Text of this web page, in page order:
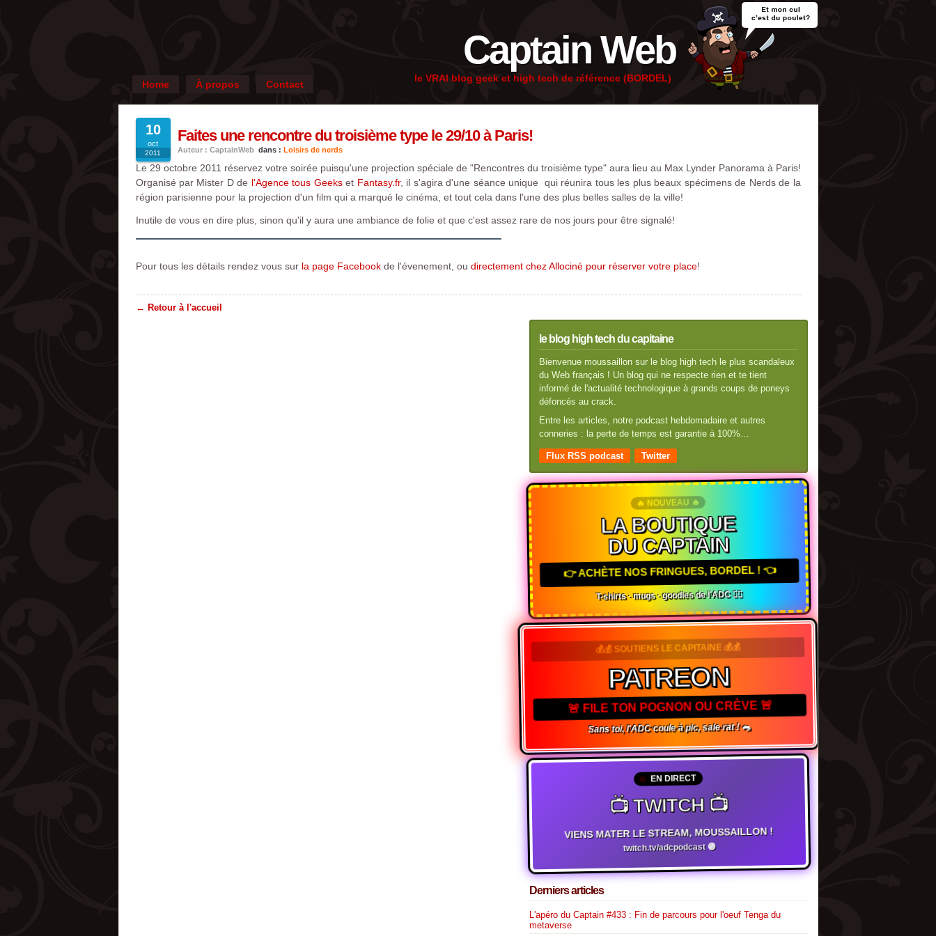
Captain Web
le VRAI blog geek et high tech de référence (BORDEL)
Home À propos Contact
10
oct
2011
Faites une rencontre du troisième type le 29/10 à Paris!
Auteur : CaptainWeb dans : Loisirs de nerds
Le 29 octobre 2011 réservez votre soirée puisqu'une projection spéciale de "Rencontres du troisième type" aura lieu au Max Lynder Panorama à Paris!
Organisé par Mister D de l'Agence tous Geekset Fantasy.fr, il s'agira d'une séance unique qui réunira tous les plus beaux spécimens de Nerds de la
région parisienne pour la projection d'un film qui a marqué le cinéma, et tout cela dans l'une des plus belles salles de la ville!
Inutile de vous en dire plus, sinon qu'il y aura une ambiance de folie et que c'est assez rare de nos jours pour être signalé!
Pour tous les détails rendez vous sur la page Facebookde l'évenement, ou directement chez Allociné pour réserver votre place!
← Retour à l'accueil
le blog high tech du capitaine
Bienvenue moussaillon sur le blog high tech le plus scandaleux
du Web français ! Un blog qui ne respecte rien et te tient
informé de l'actualité technologique à grands coups de poneys
défoncés au crack.
Entre les articles, notre podcast hebdomadaire et autres
conneries : la perte de temps est garantie à 100%…
Flux RSS podcast Twitter
🔥 NOUVEAU 🔥
LA BOUTIQUE
DU CAPTAIN
👉 ACHÈTE NOS FRINGUES, BORDEL ! 👈
T-shirts · mugs · goodies de l'ADC 🏴‍☠️
💰💰 SOUTIENS LE CAPITAINE 💰💰
PATREON
🚨 FILE TON POGNON OU CRÈVE 🚨
Sans toi, l'ADC coule à pic, sale rat ! 🐀
EN DIRECT
📺 TWITCH 📺
VIENS MATER LE STREAM, MOUSSAILLON !
twitch.tv/adcpodcast 🟣
Derniers articles
L'apéro du Captain #433 : Fin de parcours pour l'oeuf Tenga du
metaverse